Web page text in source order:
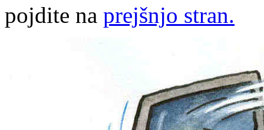
pojdite na prejšnjo stran.